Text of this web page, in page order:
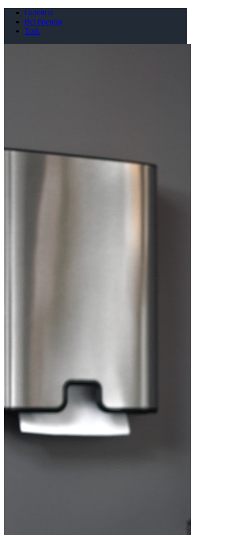
Головна
Всі бренди
Tork